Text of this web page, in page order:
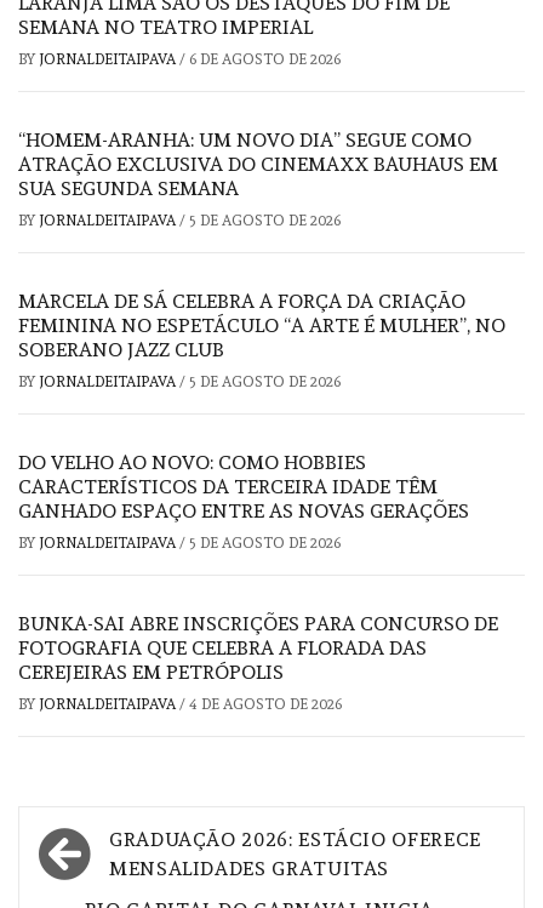
SEMANA NO TEATRO IMPERIAL
BY JORNALDEITAIPAVA/ 6 DE AGOSTO DE 2026
“HOMEM-ARANHA: UM NOVO DIA” SEGUE COMO
ATRAÇÃO EXCLUSIVA DO CINEMAXX BAUHAUS EM
SUA SEGUNDA SEMANA
BY JORNALDEITAIPAVA/ 5 DE AGOSTO DE 2026
MARCELA DE SÁ CELEBRA A FORÇA DA CRIAÇÃO
FEMININA NO ESPETÁCULO “A ARTE É MULHER”, NO
SOBERANO JAZZ CLUB
BY JORNALDEITAIPAVA/ 5 DE AGOSTO DE 2026
DO VELHO AO NOVO: COMO HOBBIES
CARACTERÍSTICOS DA TERCEIRA IDADE TÊM
GANHADO ESPAÇO ENTRE AS NOVAS GERAÇÕES
BY JORNALDEITAIPAVA/ 5 DE AGOSTO DE 2026
BUNKA-SAI ABRE INSCRIÇÕES PARA CONCURSO DE
FOTOGRAFIA QUE CELEBRA A FLORADA DAS
CEREJEIRAS EM PETRÓPOLIS
BY JORNALDEITAIPAVA/ 4 DE AGOSTO DE 2026
Navegação
de
GRADUAÇÃO 2026: ESTÁCIO OFERECE
MENSALIDADES GRATUITAS